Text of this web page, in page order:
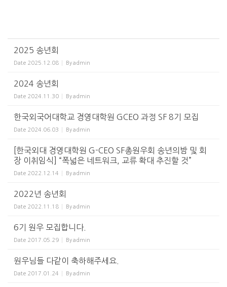
2025 송년회
Date 2025.12.08 Byadmin
2024 송년회
Date 2024.11.30 Byadmin
한국외국어대학교 경영대학원 GCEO 과정 SF 8기 모집
Date 2024.06.03 Byadmin
[한국외대 경영대학원 G-CEO SF총원우회 송년의밤 및 회
장 이취임식] “폭넓은 네트워크, 교류 확대 추진할 것”
Date 2022.12.14 Byadmin
2022년 송년회
Date 2022.11.18 Byadmin
6기 원우 모집합니다.
Date 2017.05.29 Byadmin
원우님들 다같이 축하해주세요.
Date 2017.01.24 Byadmin